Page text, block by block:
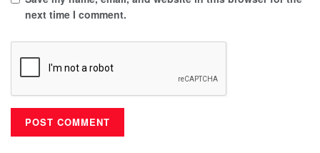
next time I comment.